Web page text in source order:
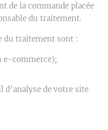
de la commande placée
du traitement.
du traitement sont :
e-commerce);
d’analyse de votre site